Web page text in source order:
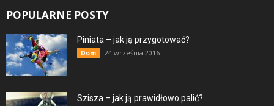
POPULARNE POSTY
Piniata – jak ją przygotować?
Dom 24 września 2016
Szisza – jak ją prawidłowo palić?